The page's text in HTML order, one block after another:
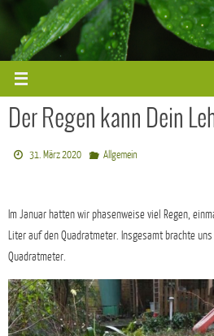
springen
Der Regen kann Dein
31. März 2020 Allgemein
Im Januar hatten wir phasenweise viel Regen,
Liter auf den Quadratmeter. Insgesamt brachte
Quadratmeter.